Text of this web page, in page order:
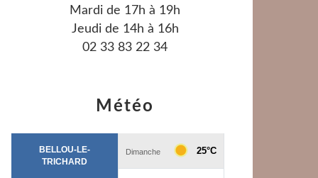
Mardi de 17h à 19h
Jeudi de 14h à 16h
02 33 83 22 34
Météo